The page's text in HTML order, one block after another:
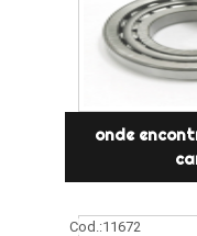
onde
Cod.:11672